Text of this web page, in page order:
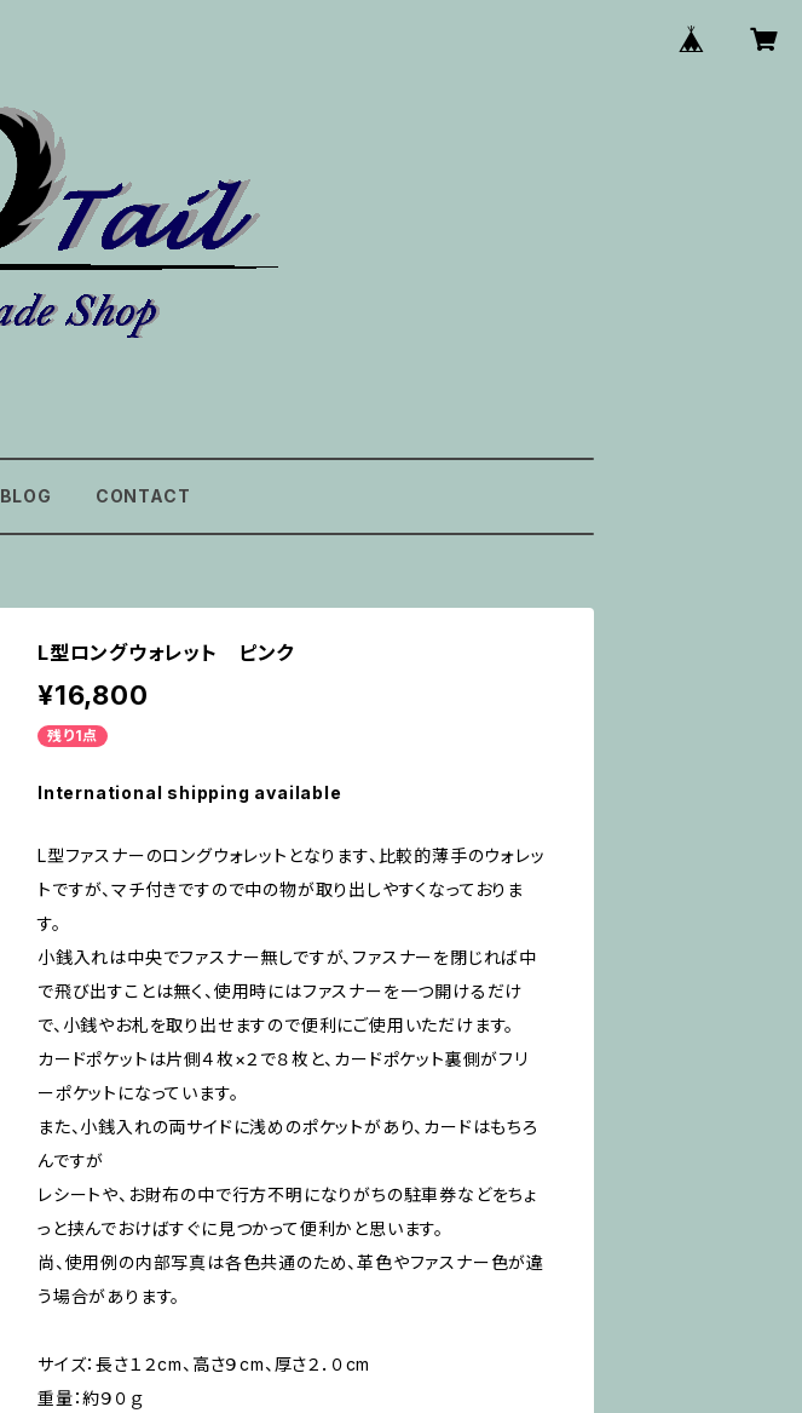
BLOG CONTACT
L型ロングウォレット ピンク
¥16,800
残り1点
International shipping available
L型ファスナーのロングウォレットとなります、比較的薄手のウォレッ
トですが、マチ付きですので中の物が取り出しやすくなっておりま
す。
小銭入れは中央でファスナー無しですが、ファスナーを閉じれば中
で飛び出すことは無く、使用時にはファスナーを一つ開けるだけ
で、小銭やお札を取り出せますので便利にご使用いただけます。
カードポケットは片側４枚×２で８枚と、カードポケット裏側がフリ
ーポケットになっています。
また、小銭入れの両サイドに浅めのポケットがあり、カードはもちろ
んですが
レシートや、お財布の中で行方不明になりがちの駐車券などをちょ
っと挟んでおけばすぐに見つかって便利かと思います。
尚、使用例の内部写真は各色共通のため、革色やファスナー色が違
う場合があります。
サイズ：長さ１２cm、高さ９cm、厚さ２．０cm
重量：約９０ｇ